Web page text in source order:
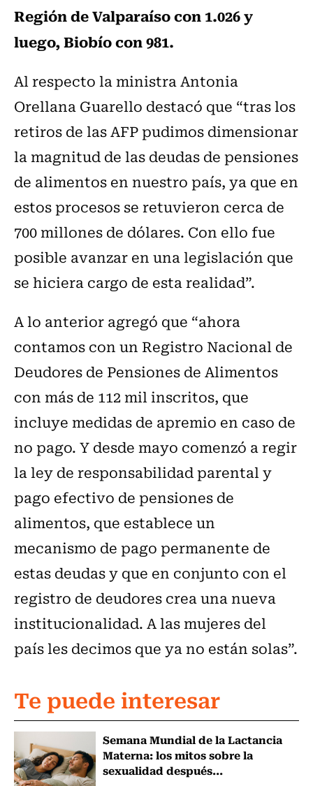
Región de Valparaíso con 1.026 y
luego, Biobío con 981.
Al respecto la ministra Antonia
Orellana Guarello destacó que “tras los
retiros de las AFP pudimos dimensionar
la magnitud de las deudas de pensiones
de alimentos en nuestro país, ya que en
estos procesos se retuvieron cerca de
700 millones de dólares. Con ello fue
posible avanzar en una legislación que
se hiciera cargo de esta realidad”.
A lo anterior agregó que “ahora
contamos con un Registro Nacional de
Deudores de Pensiones de Alimentos
con más de 112 mil inscritos, que
incluye medidas de apremio en caso de
no pago. Y desde mayo comenzó a regir
la ley de responsabilidad parental y
pago efectivo de pensiones de
alimentos, que establece un
mecanismo de pago permanente de
estas deudas y que en conjunto con el
registro de deudores crea una nueva
institucionalidad. A las mujeres del
país les decimos que ya no están solas”.
Te puede interesar
Semana Mundial de la Lactancia
Materna: los mitos sobre la
sexualidad después...